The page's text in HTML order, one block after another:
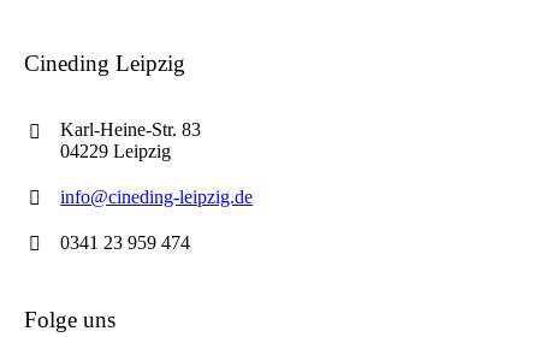
Cineding Leipzig
Karl-Heine-Str. 83
04229 Leipzig
info@cineding-leipzig.de
0341 23 959 474
Folge uns